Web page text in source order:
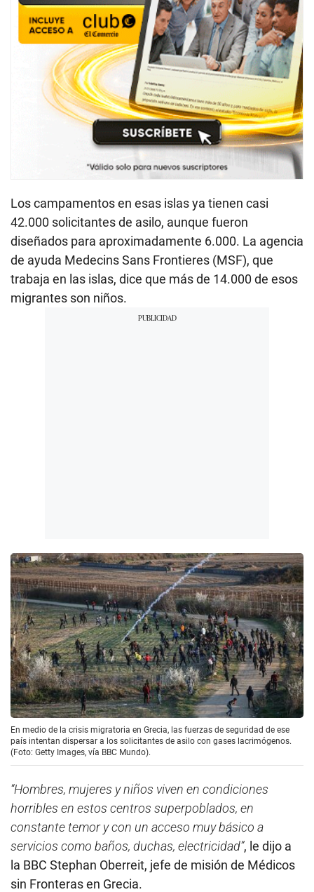
Los campamentos en esas islas ya tienen casi
42.000 solicitantes de asilo, aunque fueron
diseñados para aproximadamente 6.000. La agencia
de ayuda Medecins Sans Frontieres (MSF), que
trabaja en las islas, dice que más de 14.000 de esos
migrantes son niños.
En medio de la crisis migratoria en Grecia, las fuerzas de seguridad de ese
país intentan dispersar a los solicitantes de asilo con gases lacrimógenos.
(Foto: Getty Images, vía BBC Mundo).
“Hombres, mujeres y niños viven en condiciones
horribles en estos centros superpoblados, en
constante temor y con un acceso muy básico a
servicios como baños, duchas, electricidad”, le dijo a
la BBC Stephan Oberreit, jefe de misión de Médicos
sin Fronteras en Grecia.